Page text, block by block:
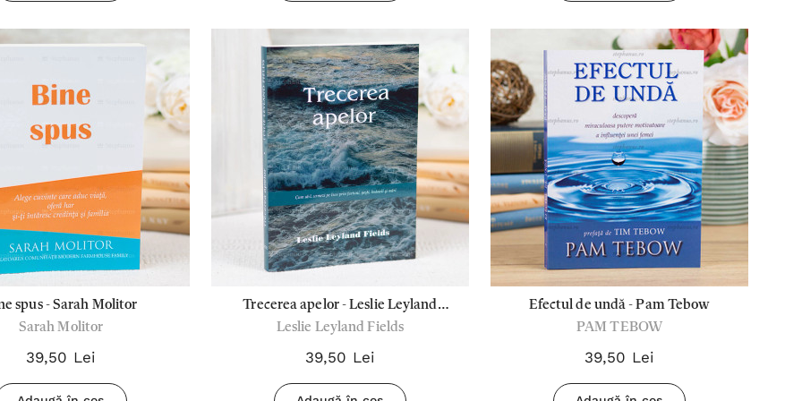
spus - Sarah Molitor
Sarah Molitor
39,50 Lei
Trecerea apelor - Leslie Leyland
Fields
Leslie Leyland Fields
39,50 Lei
Efectul de undă - Pam Tebow
PAM TEBOW
39,50 Lei